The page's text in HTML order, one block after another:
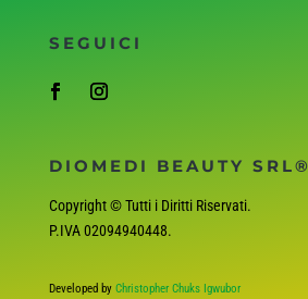
SEGUICI
DIOMEDI BEAUTY SRL®
Copyright © Tutti i Diritti Riservati.
P.IVA02094940448.
Developed by Christopher Chuks Igwubor